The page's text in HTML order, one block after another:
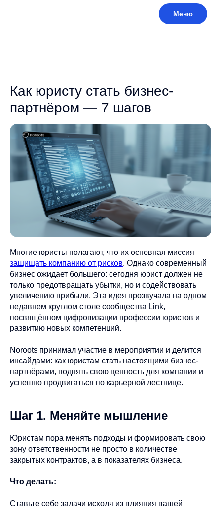
Как юристу стать бизнес-
партнёром — 7 шагов
Многие юристы полагают, что их основная миссия —
защищать компанию от рисков. Однако современный
бизнес ожидает большего: сегодня юрист должен не
только предотвращать убытки, но и содействовать
увеличению прибыли. Эта идея прозвучала на одном
недавнем круглом столе сообщества Link,
посвящённом цифровизации профессии юристов и
развитию новых компетенций.
Noroots принимал участие в мероприятии и делится
инсайдами: как юристам стать настоящими бизнес-
партнёрами, поднять свою ценность для компании и
успешно продвигаться по карьерной лестнице.
Шаг 1. Меняйте мышление
Юристам пора менять подходы и формировать свою
зону ответственности не просто в количестве
закрытых контрактов, а в показателях бизнеса.
Что делать:
Ставьте себе задачи исходя из влияния вашей